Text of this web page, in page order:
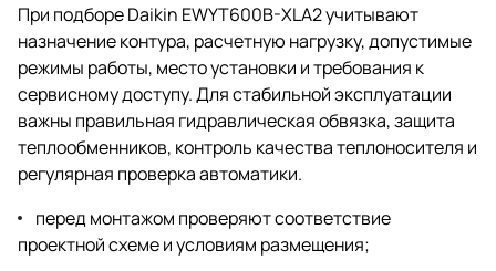
При подборе Daikin EWYT600B-XLA2 учитывают
назначение контура, расчетную нагрузку, допустимые
режимы работы, место установки и требования к
сервисному доступу. Для стабильной эксплуатации
важны правильная гидравлическая обвязка, защита
теплообменников, контроль качества теплоносителя и
регулярная проверка автоматики.
перед монтажом проверяют соответствие
проектной схеме и условиям размещения;